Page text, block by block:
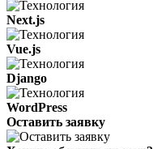
Next.js
Vue.js
Django
WordPress
Оставить заявку